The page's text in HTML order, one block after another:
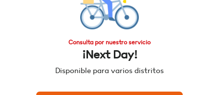
Consulta por nuestro servicio
¡Next Day!
Disponible para varios distritos